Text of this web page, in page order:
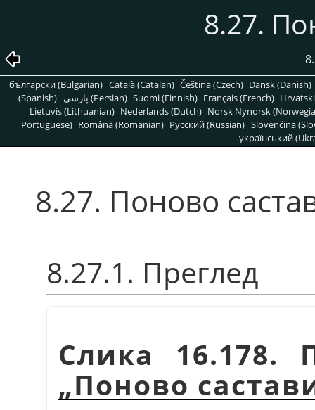
8.27.
български (Bulgarian) Català (Catalan) Čeština (Czech) Dansk (Danish)
(Spanish)
پارسی (Persian) Suomi (Finnish) Français (French)
Lietuvis (Lithuanian) Nederlands (Dutch) Norsk Nynorsk
Portuguese) Română (Romanian) Pусский (Russian) Slovenčina
український
8.27. Поново
8.27.1. Преглед
Слика 16.178.
„Поново